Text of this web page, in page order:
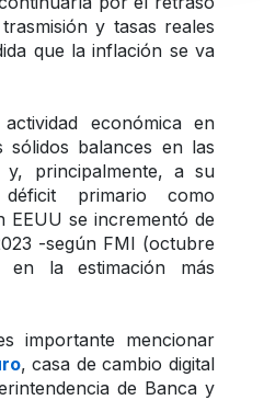
y tasas reales
que la inflación se va
económica en
sólidos balances en las
y, principalmente, a su
primario como
EEUU se incrementó de
-según FMI (octubre
la estimación más
importante mencionar
, casa de cambio digital
de Banca y